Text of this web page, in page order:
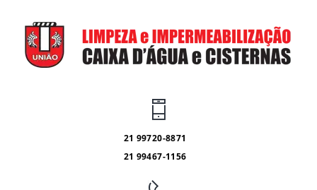
21 99720-8871
21 99467-1156